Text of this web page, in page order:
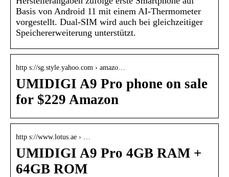
Basis von Android 11 mit einem AI-Thermometer
vorgestellt. Dual-SIM wird auch bei gleichzeitiger
Speichererweiterung unterstützt.
http s://sg.style.yahoo.com › amazo…
UMIDIGI A9 Pro phone on sale
for $229 Amazon
http s://www.lotus.ae › …
UMIDIGI A9 Pro 4GB RAM +
64GB ROM